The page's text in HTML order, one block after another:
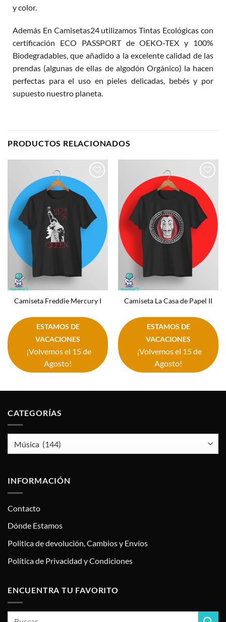
y color.
Además En Camisetas24 utilizamos Tintas Ecológicas con
certificación ECO PASSPORT de OEKO-TEX y 100%
Biodegradables, que añadido a la excelente calidad de las
prendas (algunas de ellas de algodón Orgánico) la hacen
perfectas para el uso en pieles delicadas, bebés y por
supuesto nuestro planeta.
PRODUCTOS RELACIONADOS
Añadir
a la
lista de
deseos
Camiseta Freddie Mercury I
ESTAMOS DE
VACACIONES
¡Volvemos el 15 de
Agosto!
Añadir
a la
lista de
deseos
Camiseta La Casa de Papel II
ESTAMOS DE
VACACIONES
¡Volvemos el 15 de
Agosto!
CATEGORÍAS
INFORMACIÓN
Contacto
Dónde Estamos
Politica de devolución, Cambios y Envíos
Política de Privacidad y Condiciones
ENCUENTRA TU FAVORITO